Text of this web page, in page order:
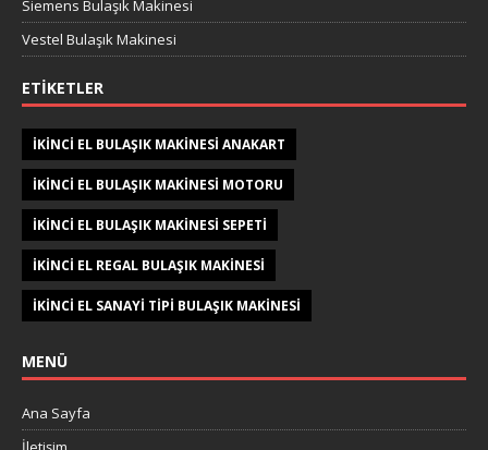
Siemens Bulaşık Makinesi
Vestel Bulaşık Makinesi
ETIKETLER
IKINCI EL BULAŞIK MAKINESI ANAKART
IKINCI EL BULAŞIK MAKINESI MOTORU
IKINCI EL BULAŞIK MAKINESI SEPETI
IKINCI EL REGAL BULAŞIK MAKINESI
IKINCI EL SANAYI TIPI BULAŞIK MAKINESI
MENÜ
Ana Sayfa